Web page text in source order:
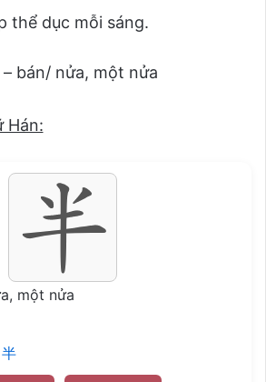
thể dục mỗi sáng.
bán/ nửa, một nửa
Hán:
một nửa
半